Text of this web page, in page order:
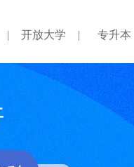
| 开放大学 | 专升本